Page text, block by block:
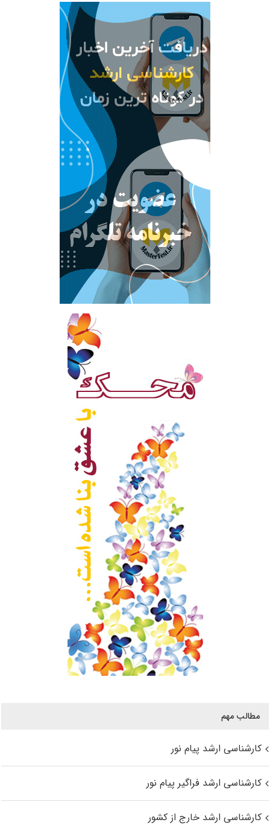
مطالب مهم
کارشناسی ارشد پیام نور
کارشناسی ارشد فراگیر پیام نور
کارشناسی ارشد خارج از کشور